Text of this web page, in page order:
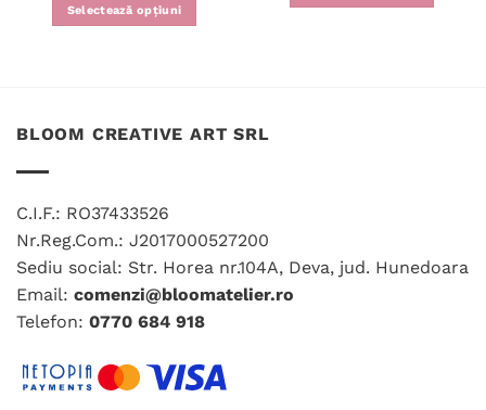
Selectează opțiuni
multe
fi
alese
în
pagina
produsului.
pagina
BLOOM CREATIVE ART SRL
C.I.F.: RO37433526
Nr.Reg.Com.: J2017000527200
Sediu social: Str. Horea nr.104A, Deva, jud. Hunedoara
Email: comenzi@bloomatelier.ro
Telefon: 0770 684 918